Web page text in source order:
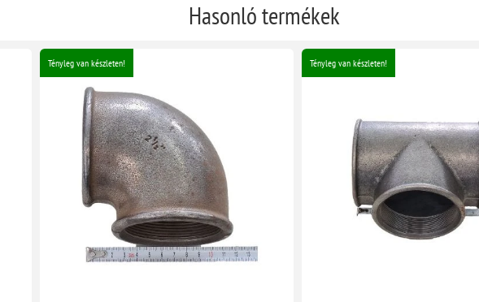
Hasonló termékek
Tényleg van készleten! Tényleg van készleten!